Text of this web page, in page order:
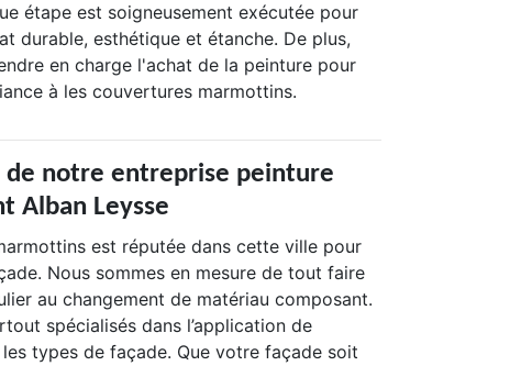
étape est soigneusement exécutée pour
durable, esthétique et étanche. De plus,
en charge l'achat de la peinture pour
à les couvertures marmottins.
notre entreprise peinture
Alban Leysse
est réputée dans cette ville pour
Nous sommes en mesure de tout faire
au changement de matériau composant.
spécialisés dans l’application de
types de façade. Que votre façade soit